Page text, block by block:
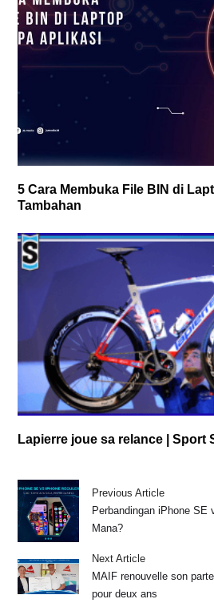
5 Cara Membuka File BIN di
Tambahan
Lapierre joue sa relance | Sport
Previous Article
Perbandingan iPhone
Mana?
Next Article
MAIF renouvelle son
pour deux ans